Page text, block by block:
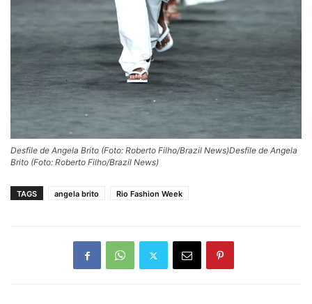
Desfile de Angela Brito (Foto: Roberto Filho/Brazil News)Desfile de Angela
Brito (Foto: Roberto Filho/Brazil News)
TAGS angela brito Rio Fashion Week